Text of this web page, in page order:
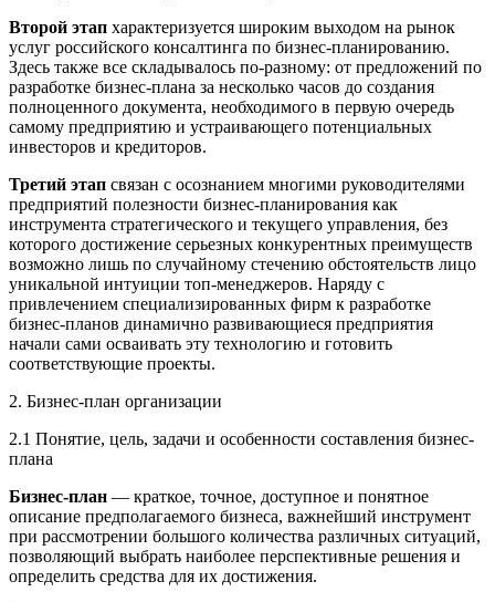
Второй этап характеризуется широким выходом на рынок
услуг российского консалтинга по бизнес-планированию.
Здесь также все складывалось по-разному: от предложений по
разработке бизнес-плана за несколько часов до создания
полноценного документа, необходимого в первую очередь
самому предприятию и устраивающего потенциальных
инвесторов и кредиторов.
Третий этап связан с осознанием многими руководителями
предприятий полезности бизнес-планирования как
инструмента стратегического и текущего управления, без
которого достижение серьезных конкурентных преимуществ
возможно лишь по случайному стечению обстоятельств лицо
уникальной интуиции топ-менеджеров. Наряду с
привлечением специализированных фирм к разработке
бизнес-планов динамично развивающиеся предприятия
начали сами осваивать эту технологию и готовить
соответствующие проекты.
2. Бизнес-план организации
2.1 Понятие, цель, задачи и особенности составления бизнес-
плана
Бизнес-план — краткое, точное, доступное и понятное
описание предполагаемого бизнеса, важнейший инструмент
при рассмотрении большого количества различных ситуаций,
позволяющий выбрать наиболее перспективные решения и
определить средства для их достижения.